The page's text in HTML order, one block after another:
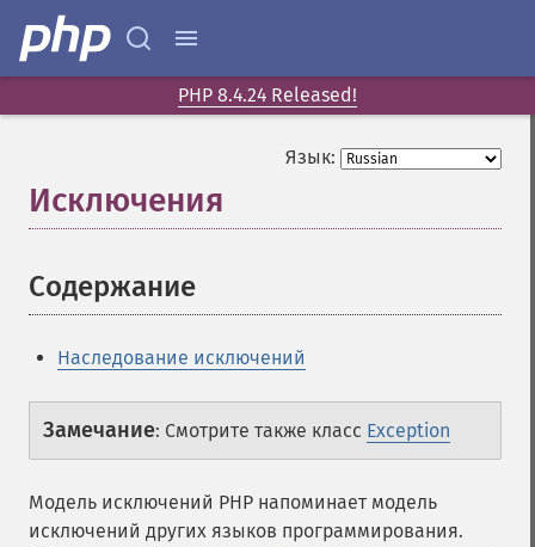
PHP 8.4.24 Released!
Язык:
Исключения
Содержание
Наследование исключений
Замечание: Смотрите также класс Exception
Модель исключений PHP напоминает модель
исключений других языков программирования.